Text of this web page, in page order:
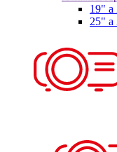
19" a
25" a